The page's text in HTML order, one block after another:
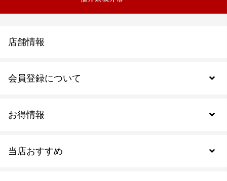
当店おすすめ
お得情報
会員登録について
会員規約について
店舗情報